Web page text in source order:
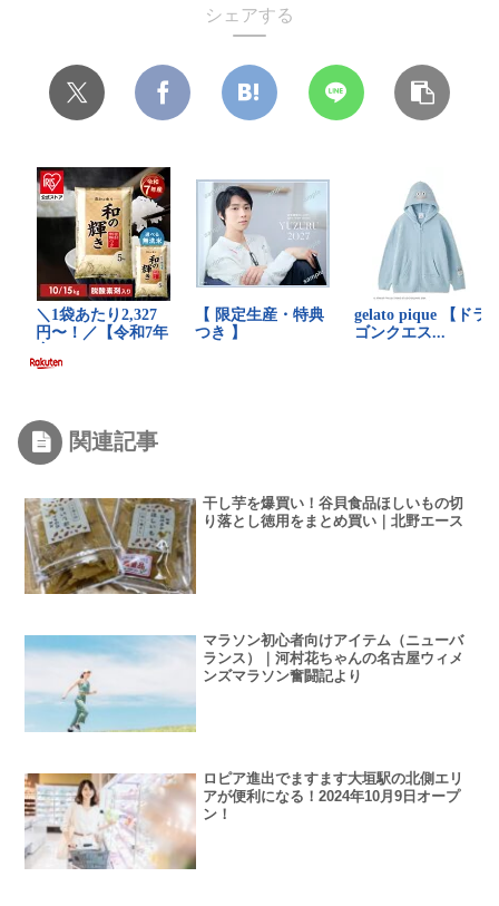
シェアする
関連記事
干し芋を爆買い！谷貝食品ほしいもの切
り落とし徳用をまとめ買い｜北野エース
マラソン初心者向けアイテム（ニューバ
ランス）｜河村花ちゃんの名古屋ウィメ
ンズマラソン奮闘記より
ロピア進出でますます大垣駅の北側エリ
アが便利になる！2024年10月9日オープ
ン！